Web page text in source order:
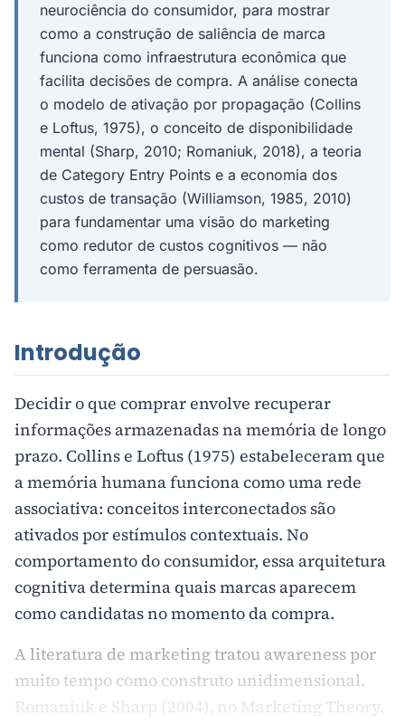
neurociência do consumidor, para mostrar
como a construção de saliência de marca
funciona como infraestrutura econômica que
facilita decisões de compra. A análise conecta
o modelo de ativação por propagação (Collins
e Loftus, 1975), o conceito de disponibilidade
mental (Sharp, 2010; Romaniuk, 2018), a teoria
de Category Entry Points e a economia dos
custos de transação (Williamson, 1985, 2010)
para fundamentar uma visão do marketing
como redutor de custos cognitivos — não
como ferramenta de persuasão.
Introdução
Decidir o que comprar envolve recuperar
informações armazenadas na memória de longo
prazo. Collins e Loftus (1975) estabeleceram que
a memória humana funciona como uma rede
associativa: conceitos interconectados são
ativados por estímulos contextuais. No
comportamento do consumidor, essa arquitetura
cognitiva determina quais marcas aparecem
como candidatas no momento da compra.
A literatura de marketing tratou awareness por
muito tempo como construto unidimensional.
Romaniuk e Sharp (2004), no Marketing Theory,